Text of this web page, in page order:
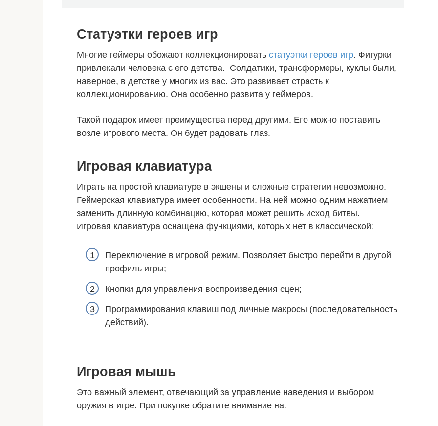
Статуэтки героев игр
Многие геймеры обожают коллекционировать статуэтки героев игр. Фигурки
привлекали человека с его детства. Солдатики, трансформеры, куклы были,
наверное, в детстве у многих из вас. Это развивает страсть к
коллекционированию. Она особенно развита у геймеров.
Такой подарок имеет преимущества перед другими. Его можно поставить
возле игрового места. Он будет радовать глаз.
Игровая клавиатура
Играть на простой клавиатуре в экшены и сложные стратегии невозможно.
Геймерская клавиатура имеет особенности. На ней можно одним нажатием
заменить длинную комбинацию, которая может решить исход битвы.
Игровая клавиатура оснащена функциями, которых нет в классической:
Переключение в игровой режим. Позволяет быстро перейти в другой
профиль игры;
Кнопки для управления воспроизведения сцен;
Программирования клавиш под личные макросы (последовательность
действий).
Игровая мышь
Это важный элемент, отвечающий за управление наведения и выбором
оружия в игре. При покупке обратите внимание на: